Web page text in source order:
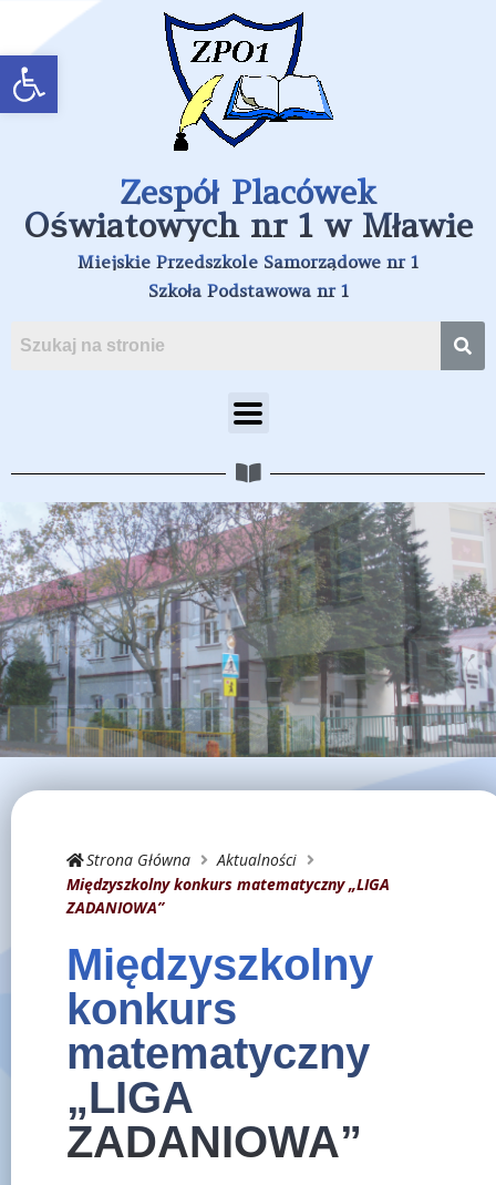
Open toolbar
Zespół Placówek
Oświatowych nr 1 w Mławie
Miejskie Przedszkole Samorządowe nr 1
Szkoła Podstawowa nr 1
Strona Główna
Aktualności
Międzyszkolny konkurs matematyczny „LIGA
ZADANIOWA”
Międzyszkolny
konkurs
matematyczny
„LIGA
ZADANIOWA”